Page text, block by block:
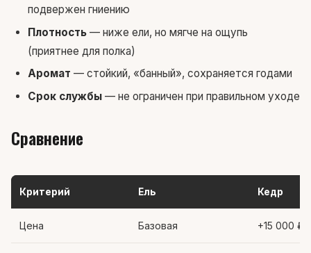
подвержен гниению
Плотность — ниже ели, но мягче на ощупь
(приятнее для полка)
Аромат — стойкий, «банный», сохраняется годами
Срок службы — не ограничен при правильном уходе
Сравнение
Критерий Ель Кедр
Цена Базовая +15 000 ₽